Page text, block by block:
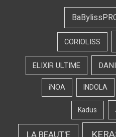
CORIOLISS
ELIXIR ULTIME
INDOLA
iNOA
Kadus